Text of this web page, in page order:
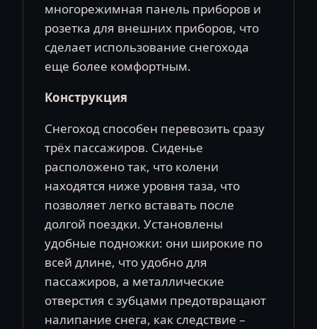
многорежимная панель приборов и
розетка для внешних приборов, что
сделает использование снегохода
еще более комфортным.
Конструкция
Снегоход способен перевозить сразу
трёх пассажиров. Сиденье
расположено так, что колени
находятся ниже уровня таза, что
позволяет легко вставать после
долгой поездки. Установлены
удобные подножки: они широкие по
всей длине, что удобно для
пассажиров, а металлические
отверстия с зубцами предотвращают
налипание снега, как следствие –